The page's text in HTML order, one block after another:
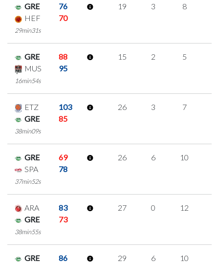
GRE
76
HEF
70
29min31s
19 3 8
GRE
88
MUS
95
16min54s
15 2 5
ETZ
103
GRE
85
38min09s
26 3 7
GRE
69
SPA
78
37min52s
26 6 10
ARA
83
GRE
73
38min55s
27 0 12
GRE
86
29 6 10